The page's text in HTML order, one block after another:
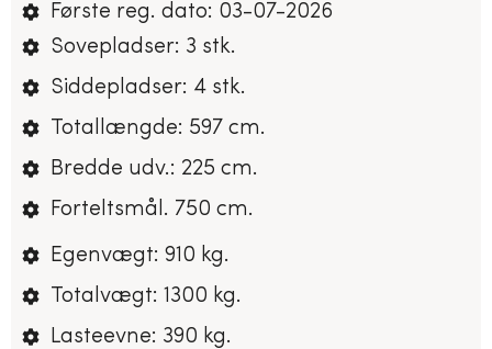
Første reg. dato: 03-07-2026
Sovepladser: 3 stk.
Siddepladser: 4 stk.
Totallængde: 597 cm.
Bredde udv.: 225 cm.
Forteltsmål. 750 cm.
Egenvægt: 910 kg.
Totalvægt: 1300 kg.
Lasteevne: 390 kg.